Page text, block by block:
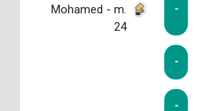
Mohamed - m.
24
-
-
-